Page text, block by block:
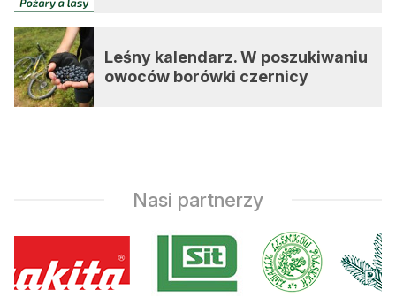
Leśny kalendarz. W poszukiwaniu
owoców borówki czernicy
Nasi partnerzy